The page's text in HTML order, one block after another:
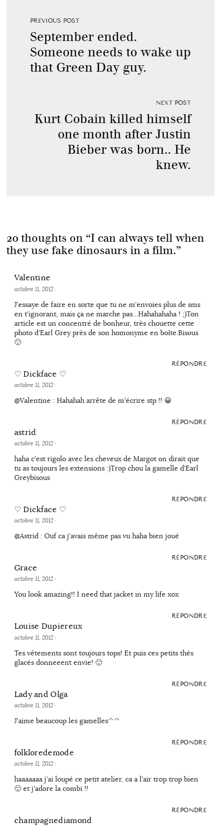
PREVIOUS POST
September ended.
Someone needs to wake up
that Green Day guy.
NEXT POST
Kurt Cobain killed himself
one month after Justin
Bieber was born.. He
knew.
20 thoughts on “I can always tell when
they use fake dinosaurs in a film.”
Valentine
octobre 11, 2012·
J'essaye de faire en sorte que tu ne m'envoies plus de sms
en t'ignorant, mais ça ne marche pas…Hahahahaha ! ;)Ton
article est un concentré de bonheur, très chouette cette
photo d'Earl Grey près de son homonyme en boîte.Bisous
🙂
RÉPONDRE
♡ Dickface ♡
octobre 11, 2012·
@Valentine : Hahahah arrête de m'écrire stp !! 😀
RÉPONDRE
astrid
octobre 11, 2012·
haha c'est rigolo avec les cheveux de Margot on dirait que
tu as toujours les extensions :)Trop chou la gamelle d'Earl
Greybisous
RÉPONDRE
♡ Dickface ♡
octobre 11, 2012·
@Astrid : Ouf ca j'avais même pas vu haha bien joué
RÉPONDRE
Grace
octobre 11, 2012·
You look amazing!! I need that jacket in my life xox
RÉPONDRE
Louise Dupiereux
octobre 11, 2012·
Tes vêtements sont toujours tops! Et puis ces petits thés
glacés donneeent envie! 🙂
RÉPONDRE
Lady and Olga
octobre 11, 2012·
J'aime beaucoup les gamelles^^
RÉPONDRE
folkloredemode
octobre 11, 2012·
haaaaaaa j'ai loupé ce petit atelier, ca a l'air trop trop bien
🙂 et j'adore la combi !!
RÉPONDRE
champagnediamond